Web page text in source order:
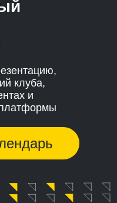
клуба,
и